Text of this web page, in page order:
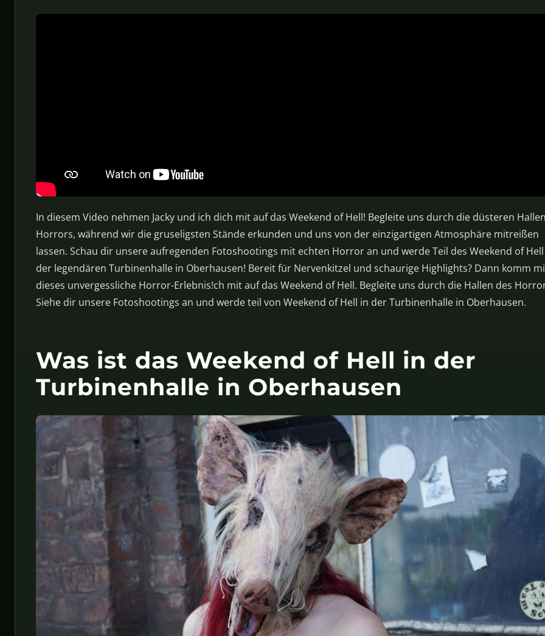
In diesem Video nehmen Jacky und ich dich mit auf das Weekend of Hell! Begleite uns durch die düsteren
Horrors, während wir die gruseligsten Stände erkunden und uns von der einzigartigen Atmosphäre mitreißen
lassen. Schau dir unsere aufregenden Fotoshootings mit echten Horror an und werde Teil des Weekend of
der legendären Turbinenhalle in Oberhausen! Bereit für Nervenkitzel und schaurige Highlights? Dann komm
dieses unvergessliche Horror-Erlebnis!ch mit auf das Weekend of Hell. Begleite uns durch die Hallen des
Siehe dir unsere Fotoshootings an und werde teil von Weekend of Hell in der Turbinenhalle in Oberhausen.
Was ist das Weekend of Hell in der
Turbinenhalle in Oberhausen